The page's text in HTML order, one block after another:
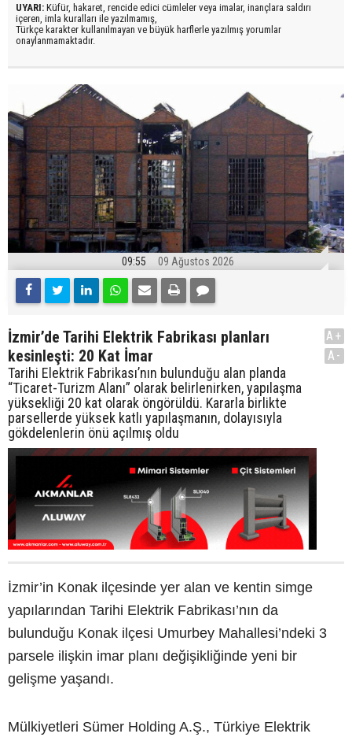
UYARI: Küfür, hakaret, rencide edici cümleler veya imalar, inançlara saldırı
içeren, imla kuralları ile yazılmamış,
Türkçe karakter kullanılmayan ve büyük harflerle yazılmış yorumlar
onaylanmamaktadır.
09:55 09 Ağustos 2026
İzmir’de Tarihi Elektrik Fabrikası planları
kesinleşti: 20 Kat İmar
Tarihi Elektrik Fabrikası’nın bulunduğu alan planda
“Ticaret-Turizm Alanı” olarak belirlenirken, yapılaşma
yüksekliği 20 kat olarak öngörüldü. Kararla birlikte
parsellerde yüksek katlı yapılaşmanın, dolayısıyla
gökdelenlerin önü açılmış oldu
A+
A-
İzmir’in Konak ilçesinde yer alan ve kentin simge
yapılarından Tarihi Elektrik Fabrikası’nın da
bulunduğu Konak ilçesi Umurbey Mahallesi’ndeki 3
parsele ilişkin imar planı değişikliğinde yeni bir
gelişme yaşandı.
Mülkiyetleri Sümer Holding A.Ş., Türkiye Elektrik